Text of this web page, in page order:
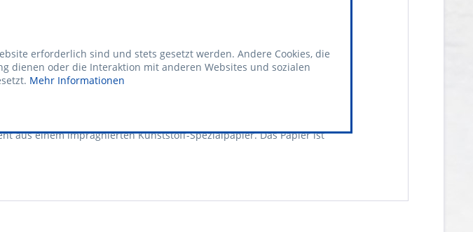
A5)"
aus einem imprägnierten Kunststoff-Spezialpapier. Das Papier ist
erforderlich sind und stets gesetzt werden. Andere Cookies, die
dienen oder die Interaktion mit anderen Websites und sozialen
Mehr Informationen